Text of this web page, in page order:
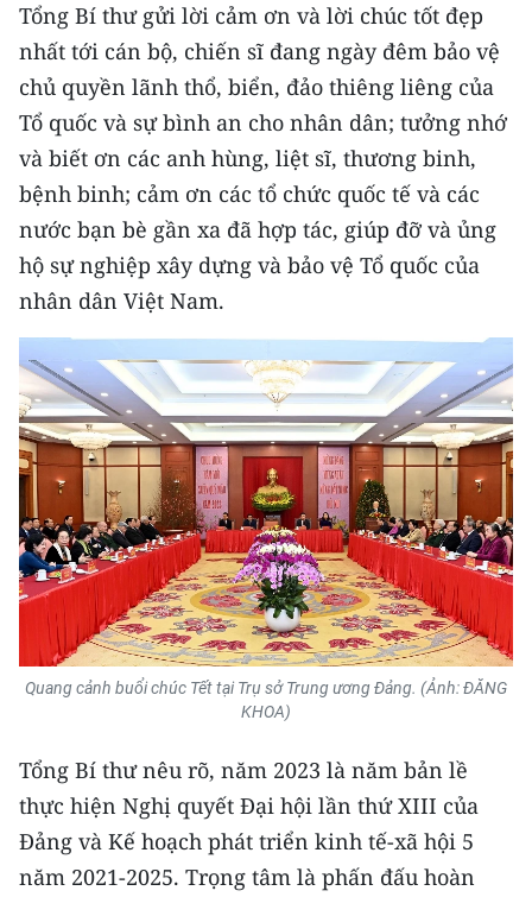
Tổng Bí thư gửi lời cảm ơn và lời chúc tốt đẹp
nhất tới cán bộ, chiến sĩ đang ngày đêm bảo vệ
chủ quyền lãnh thổ, biển, đảo thiêng liêng của
Tổ quốc và sự bình an cho nhân dân; tưởng nhớ
và biết ơn các anh hùng, liệt sĩ, thương binh,
bệnh binh; cảm ơn các tổ chức quốc tế và các
nước bạn bè gần xa đã hợp tác, giúp đỡ và ủng
hộ sự nghiệp xây dựng và bảo vệ Tổ quốc của
nhân dân Việt Nam.
Quang cảnh buổi chúc Tết tại Trụ sở Trung ương Đảng. (Ảnh: ĐĂNG
KHOA)
Tổng Bí thư nêu rõ, năm 2023 là năm bản lề
thực hiện Nghị quyết Đại hội lần thứ XIII của
Đảng và Kế hoạch phát triển kinh tế-xã hội 5
năm 2021-2025. Trọng tâm là phấn đấu hoàn